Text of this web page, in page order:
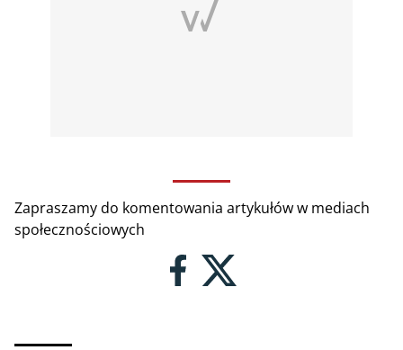
Zapraszamy do komentowania artykułów w mediach
społecznościowych